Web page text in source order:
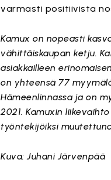
varmasti positiivista
Kamux on nopeasti
vähittäiskaupan ketju.
asiakkailleen
on yhteensä 77
Hämeenlinnassa ja on
2021. Kamuxin
työntekijöiksi
Kuva: Juhani Järvenpää